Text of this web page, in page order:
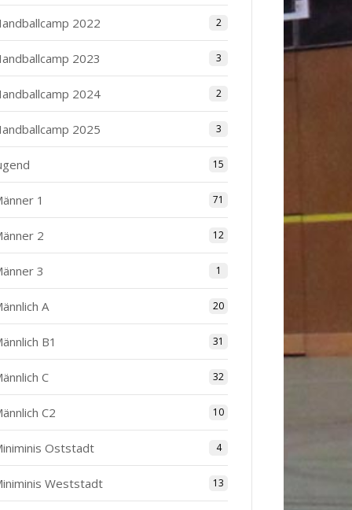
2022 2
2023 3
2024 2
2025 3
15
1 71
2 12
3 1
A 20
B1 31
C 32
C2 10
Oststadt 4
Weststadt 13